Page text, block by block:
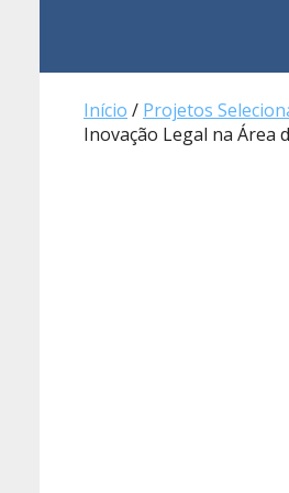
Início / Projetos
Inovação Legal na Área